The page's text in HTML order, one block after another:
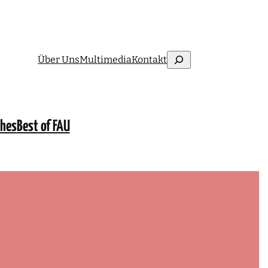
Über UnsMultimediaKontaktSuchen
Best of FAU